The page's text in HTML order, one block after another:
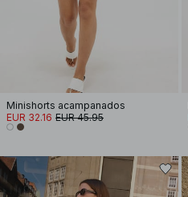
Minishorts acampanados
EUR 32.16 EUR 45.95